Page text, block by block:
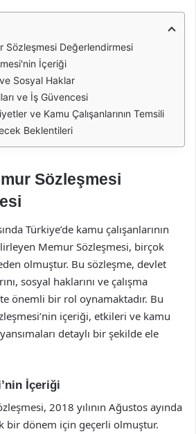
Sözleşmesi Değerlendirmesi
İçeriği
Sosyal Haklar
ve İş Güvencesi
ve Kamu Çalışanlarının Temsili
Beklentileri
Sözleşmesi
Türkiye’de kamu çalışanlarının
Memur Sözleşmesi, birçok
olmuştur. Bu sözleşme, devlet
sosyal haklarını ve çalışma
önemli bir rol oynamaktadır. Bu
içeriği, etkileri ve kamu
detaylı bir şekilde ele
İçeriği
2018 yılının Ağustos ayında
bir dönem için geçerli olmuştur.